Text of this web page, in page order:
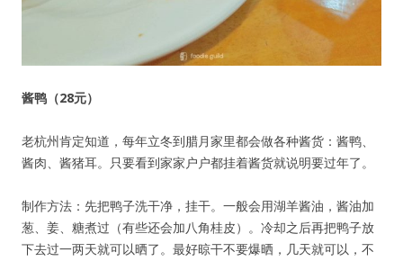
酱鸭（28元）
老杭州肯定知道，每年立冬到腊月家里都会做各种酱货：酱鸭、
酱肉、酱猪耳。只要看到家家户户都挂着酱货就说明要过年了。
制作方法：先把鸭子洗干净，挂干。一般会用湖羊酱油，酱油加
葱、姜、糖煮过（有些还会加八角桂皮）。冷却之后再把鸭子放
下去过一两天就可以晒了。最好晾干不要爆晒，几天就可以，不